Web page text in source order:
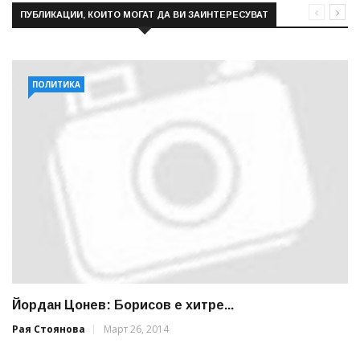
ПУБЛИКАЦИИ, КОИТО МОГАТ ДА ВИ ЗАИНТЕРЕСУВАТ
ПОЛИТИКА
Йордан Цонев: Борисов е хитре...
Рая Стоянова
Март 26, 2014